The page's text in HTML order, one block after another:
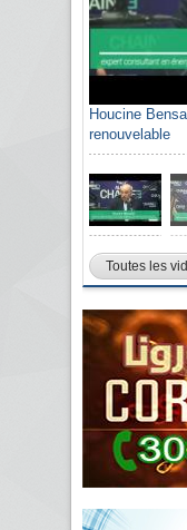
Houcine
renouvelable
Toutes les